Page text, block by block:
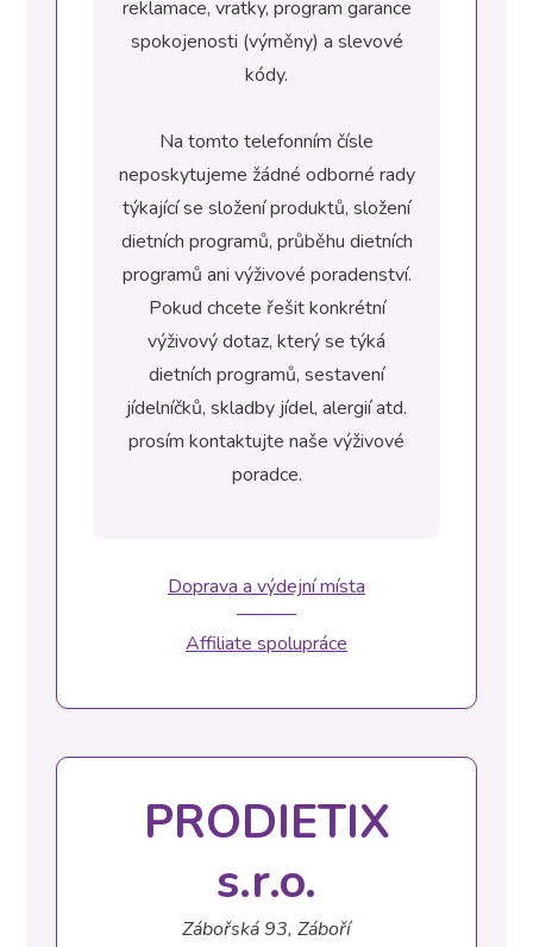
reklamace, vratky, program garance
spokojenosti (výměny) a slevové
kódy.
Na tomto telefonním čísle
neposkytujeme žádné odborné rady
týkající se složení produktů, složení
dietních programů, průběhu dietních
programů ani výživové poradenství.
Pokud chcete řešit konkrétní
výživový dotaz, který se týká
dietních programů, sestavení
jídelníčků, skladby jídel, alergií atd.
prosím kontaktujte naše výživové
poradce.
Doprava a výdejní místa
Affiliate spolupráce
PRODIETIX
s.r.o.
Zábořská 93, Záboří